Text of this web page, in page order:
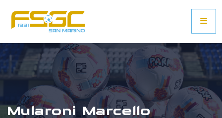
Mularoni Marcello